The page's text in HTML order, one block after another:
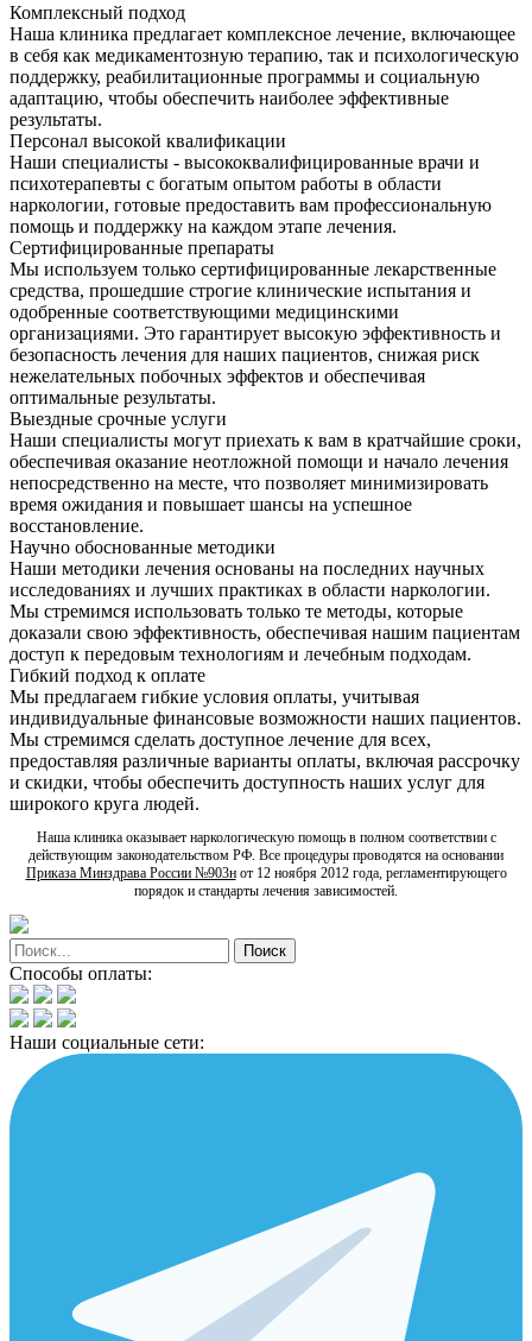
Комплексный подход
Наша клиника предлагает комплексное лечение, включающее
в себя как медикаментозную терапию, так и психологическую
поддержку, реабилитационные программы и социальную
адаптацию, чтобы обеспечить наиболее эффективные
результаты.
Персонал высокой квалификации
Наши специалисты - высококвалифицированные врачи и
психотерапевты с богатым опытом работы в области
наркологии, готовые предоставить вам профессиональную
помощь и поддержку на каждом этапе лечения.
Сертифицированные препараты
Мы используем только сертифицированные лекарственные
средства, прошедшие строгие клинические испытания и
одобренные соответствующими медицинскими
организациями. Это гарантирует высокую эффективность и
безопасность лечения для наших пациентов, снижая риск
нежелательных побочных эффектов и обеспечивая
оптимальные результаты.
Выездные срочные услуги
Наши специалисты могут приехать к вам в кратчайшие сроки,
обеспечивая оказание неотложной помощи и начало лечения
непосредственно на месте, что позволяет минимизировать
время ожидания и повышает шансы на успешное
восстановление.
Научно обоснованные методики
Наши методики лечения основаны на последних научных
исследованиях и лучших практиках в области наркологии.
Мы стремимся использовать только те методы, которые
доказали свою эффективность, обеспечивая нашим пациентам
доступ к передовым технологиям и лечебным подходам.
Гибкий подход к оплате
Мы предлагаем гибкие условия оплаты, учитывая
индивидуальные финансовые возможности наших пациентов.
Мы стремимся сделать доступное лечение для всех,
предоставляя различные варианты оплаты, включая рассрочку
и скидки, чтобы обеспечить доступность наших услуг для
широкого круга людей.
Наша клиника оказывает наркологическую помощь в полном соответствии с
действующим законодательством РФ. Все процедуры проводятся на основании
Приказа Минздрава России №903нот 12 ноября 2012 года, регламентирующего
порядок и стандарты лечения зависимостей.
Способы оплаты:
Наши социальные сети: